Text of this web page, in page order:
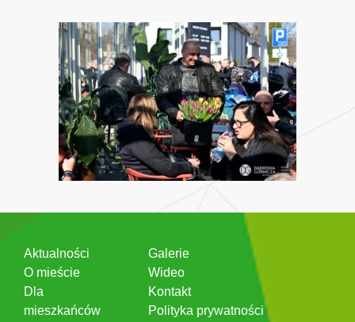
Aktualności
O mieście
Dla
mieszkańców
Galerie
Wideo
Kontakt
Polityka prywatności